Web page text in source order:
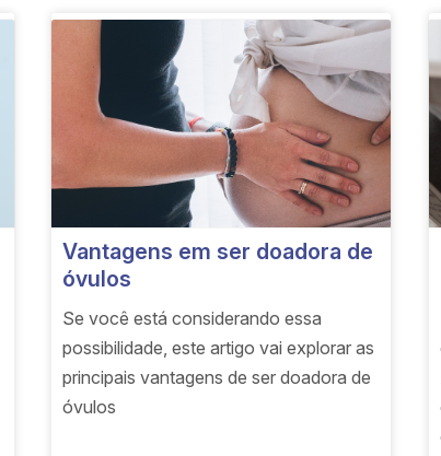
Vantagens em ser doadora de
óvulos
Se você está considerando essa
possibilidade, este artigo vai explorar as
principais vantagens de ser doadora de
óvulos